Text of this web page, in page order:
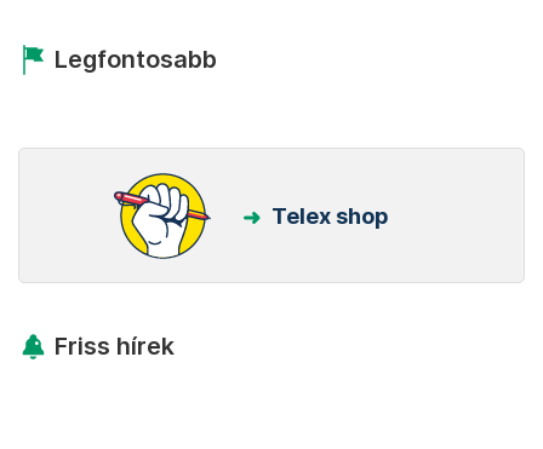
Legfontosabb
Telex shop
Friss hírek